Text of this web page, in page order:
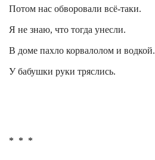
Потом нас обворовали всё-таки.
Я не знаю, что тогда унесли.
В доме пахло корвалолом и водкой.
У бабушки руки тряслись.
* * *